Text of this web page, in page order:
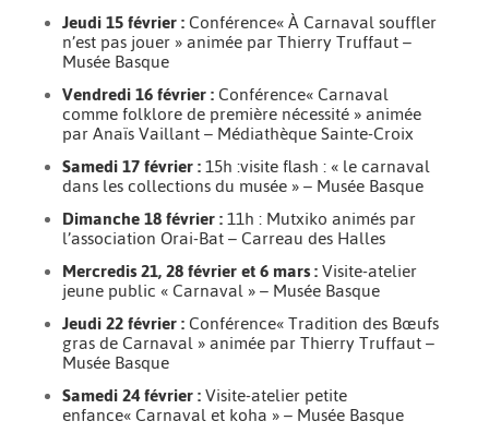
Jeudi 15 février :Conférence« À Carnaval souffler
n’est pas jouer » animée par Thierry Truffaut –
Musée Basque
Vendredi 16 février :Conférence« Carnaval
comme folklore de première nécessité » animée
par Anaïs Vaillant – Médiathèque Sainte-Croix
Samedi 17 février :15h :visite flash : « le carnaval
dans les collections du musée » – Musée Basque
Dimanche 18 février :11h : Mutxiko animés par
l’association Orai-Bat – Carreau des Halles
Mercredis 21, 28 février et 6 mars :Visite-atelier
jeune public « Carnaval » – Musée Basque
Jeudi 22 février :Conférence« Tradition des Bœufs
gras de Carnaval » animée par Thierry Truffaut –
Musée Basque
Samedi 24 février :Visite-atelier petite
enfance« Carnaval et koha » – Musée Basque